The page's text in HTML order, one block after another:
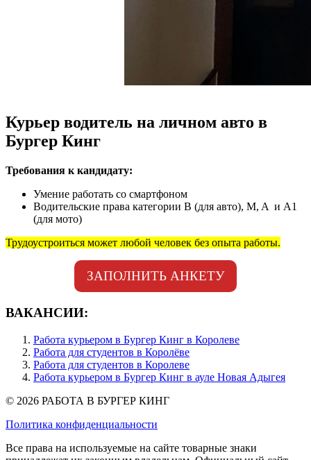
Курьер водитель на личном авто в
Бургер Кинг
Требования к кандидату:
Умение работать со смартфоном
Водительские права категории B (для авто), M, A и А1
(для мото)
Трудоустроиться может любой человек без опыта работы.
ЗАПОЛНИТЬ АНКЕТУ
ВАКАНСИИ:
Работа курьером в Бургер Кинг в Королеве
Работа для студентов в Королёве
Работа для студентов в Королеве
Работа курьером в Бургер Кинг в ауле Новая Адыгея
© 2026 РАБОТА В БУРГЕР КИНГ
Политика конфиденциальности
Все права на используемые на сайте товарные знаки